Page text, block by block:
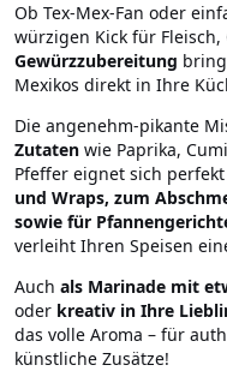
Ob Tex-Mex-Fan oder
würzigen Kick für Fleisch,
Gewürzzubereitung
Mexikos direkt in Ihre
Die angenehm-pikante
Zutaten wie Paprika,
Pfeffer eignet sich
und Wraps, zum
sowie für
verleiht Ihren Speisen
Auch als Marinade mit
oder kreativ in Ihre
das volle Aroma – für
künstliche Zusätze!